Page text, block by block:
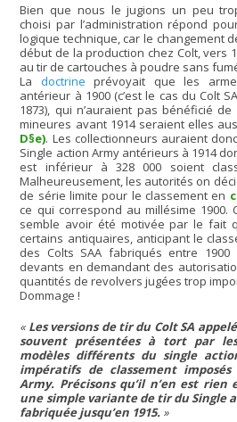
Bien que nous le jugions un peu
choisi par l’administration répond
logique technique, car le changement
début de la production chez Colt, vers
au tir de cartouches à poudre sans
La doctrine prévoyait que les
antérieur à 1900 (c’est le cas du Colt
1873), qui n’auraient pas bénéficié
mineures avant 1914 seraient elles
D§e). Les collectionneurs auraient
Single action Army antérieurs à 1914
est inférieur à 328 000 soient
Malheureusement, les autorités on
de série limite pour le classement en
ce qui correspond au millésime 1900.
semble avoir été motivée par le fait
certains antiquaires, anticipant le
des Colts SAA fabriqués entre
devants en demandant des
quantités de revolvers jugées trop
Dommage !
Les versions de tir du Colt SA
souvent présentées à tort par
modèles différents du single
impératifs de classement
Army. Précisons qu’il n’en est rien
une simple variante de tir du Single
fabriquée jusqu’en 1915.